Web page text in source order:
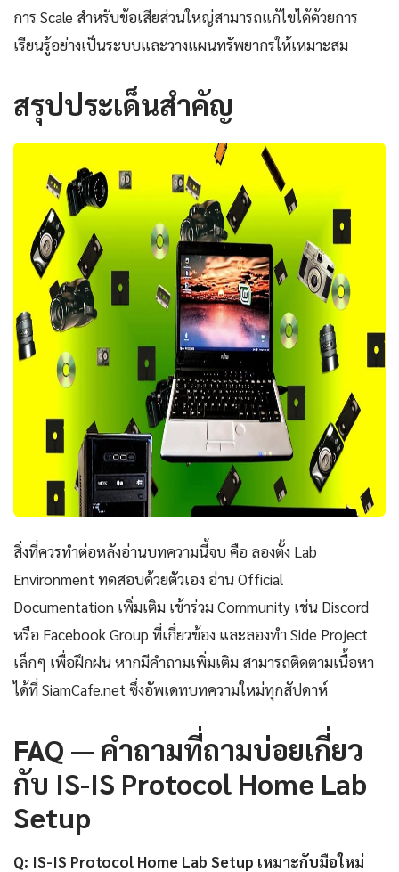
การ Scale สำหรับข้อเสียส่วนใหญ่สามารถแก้ไขได้ด้วยการ
เรียนรู้อย่างเป็นระบบและวางแผนทรัพยากรให้เหมาะสม
สรุปประเด็นสำคัญ
สิ่งที่ควรทำต่อหลังอ่านบทความนี้จบ คือ ลองตั้ง Lab
Environment ทดสอบด้วยตัวเอง อ่าน Official
Documentation เพิ่มเติม เข้าร่วม Community เช่น Discord
หรือ Facebook Group ที่เกี่ยวข้อง และลองทำ Side Project
เล็กๆ เพื่อฝึกฝน หากมีคำถามเพิ่มเติม สามารถติดตามเนื้อหา
ได้ที่ SiamCafe.net ซึ่งอัพเดทบทความใหม่ทุกสัปดาห์
FAQ — คำถามที่ถามบ่อยเกี่ยว
กับ IS-IS Protocol Home Lab
Setup
Q: IS-IS Protocol Home Lab Setup เหมาะกับมือใหม่